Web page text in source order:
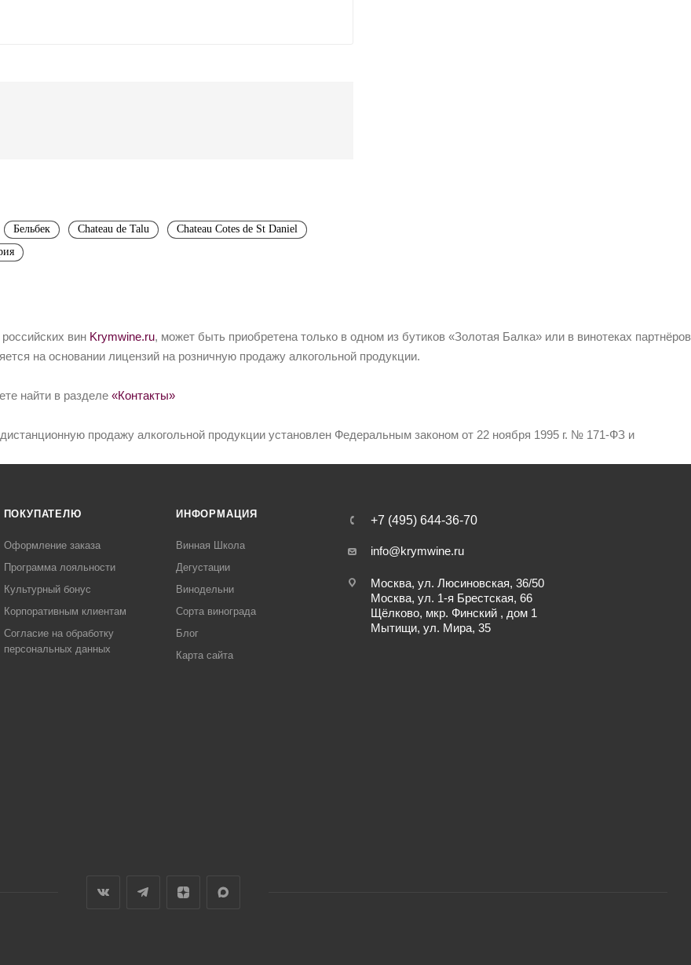
Бельбек Chateau de Talu
Chateau Cotes de St Daniel
вин Krymwine.ru, может быть приобретена только в одном из бутиков «Золотая Балка» или в винотеках партнёров
на основании лицензий на розничную продажу алкогольной продукции.
найти в разделе «Контакты»
продажу алкогольной продукции установлен Федеральным законом от 22 ноября 1995 г. № 171-ФЗ и
ПОКУПАТЕЛЮ
Оформление заказа
Программа лояльности
Культурный бонус
Корпоративным клиентам
Согласие на обработку
персональных данных
ИНФОРМАЦИЯ
Винная Школа
Дегустации
Винодельни
Сорта винограда
Блог
Карта сайта
+7 (495) 644-36-70
info@krymwine.ru
Москва, ул. Люсиновская, 36/50
Москва, ул. 1-я Брестская, 66
Щёлково, мкр. Финский , дом 1
Мытищи, ул. Мира, 35